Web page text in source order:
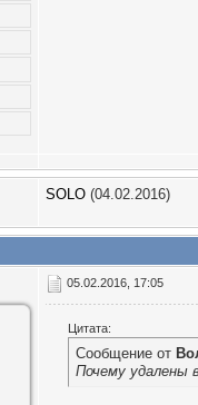
SOLO (04.02.2016)
05.02.2016, 17:05
Цитата:
Сообщение от
Почему удалены